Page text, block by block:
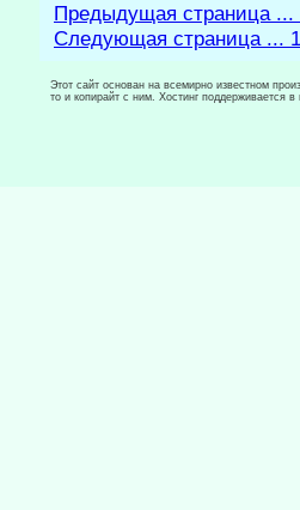
Предыдущая страница ...
Следующая страница ...
Этот сайт основан на всемирно известном
то и копирайт с ним. Хостинг поддерживается